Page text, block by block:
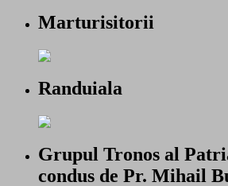
Marturisitorii
Randuiala
Grupul Tronos al
condus de Pr. Mihail